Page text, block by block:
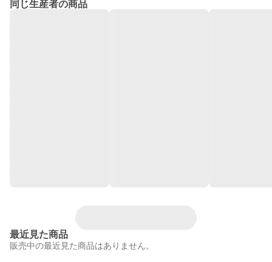
同じ生産者の商品
最近見た商品
販売中の最近見た商品はありません。